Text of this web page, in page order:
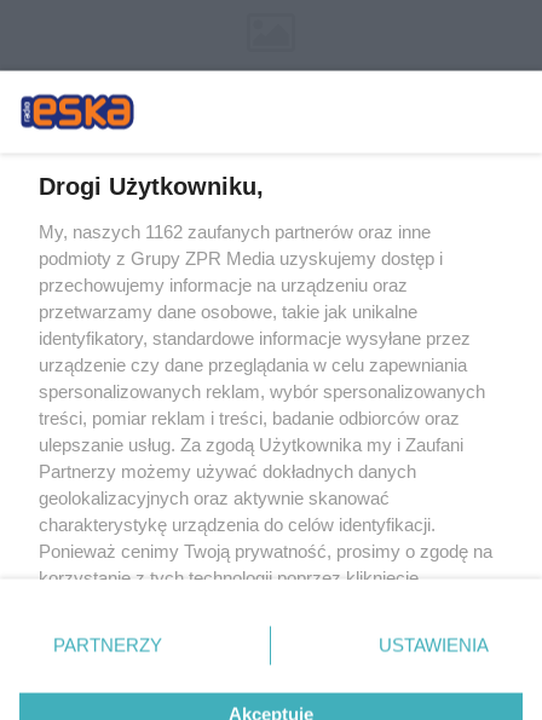
Żaden utwór zamieszczony w serwisie nie może być powielany i
rozpowszechniany lub dalej rozpowszechniany w jakikolwiek sposób (w
tym także elektroniczny lub mechaniczny) na jakimkolwiek polu
eksploatacji w jakiejkolwiek formie, włącznie z umieszczaniem w Internecie
bez pisemnej zgody właściciela praw. Jakiekolwiek użycie lub
wykorzystanie utworów w całości lub w części z naruszeniem prawa, tzn.
bez właściwej zgody, jest zabronione pod groźbą kary i może być ścigane
prawnie.
O nas
Drogi Użytkowniku,
My, naszych 1162 zaufanych partnerów oraz inne
podmioty z Grupy ZPR Media uzyskujemy dostęp i
przechowujemy informacje na urządzeniu oraz
przetwarzamy dane osobowe, takie jak unikalne
identyfikatory, standardowe informacje wysyłane przez
urządzenie czy dane przeglądania w celu zapewniania
spersonalizowanych reklam, wybór spersonalizowanych
treści, pomiar reklam i treści, badanie odbiorców oraz
ulepszanie usług. Za zgodą Użytkownika my i Zaufani
Partnerzy możemy używać dokładnych danych
geolokalizacyjnych oraz aktywnie skanować
charakterystykę urządzenia do celów identyfikacji.
Ponieważ cenimy Twoją prywatność, prosimy o zgodę na
korzystanie z tych technologii poprzez kliknięcie
zmienić/wycofać klikając przycisk ustawień prywatności
znajdujący się w lewym dolnym rogu strony
rodzaje przetwarzania danych nie wymagają zgody
użytkownika, ale masz prawo sprzeciwić się takiemu
PARTNERZY USTAWIENIA
Akceptuję